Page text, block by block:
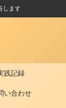
します
践記録
い合わせ